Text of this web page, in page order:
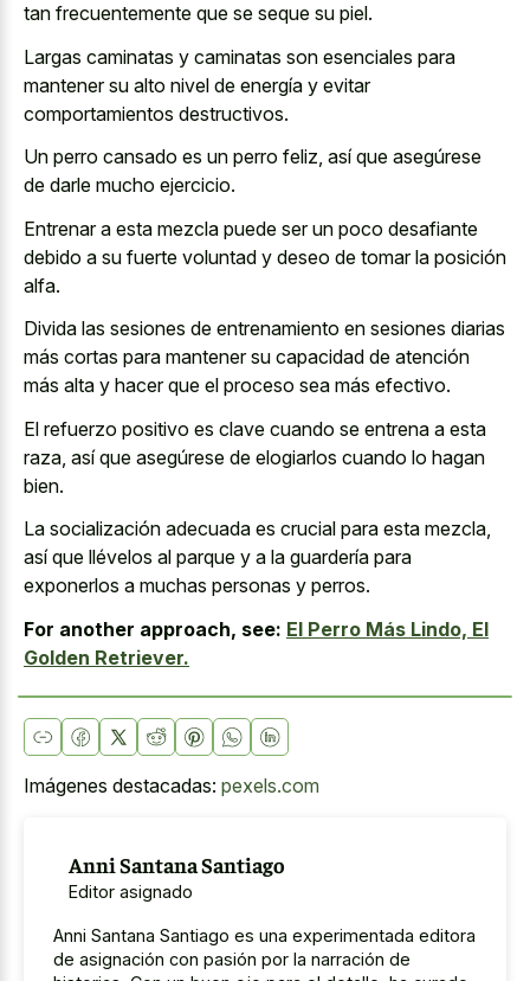
tan frecuentemente que se seque su piel.
Largas caminatas y caminatas son esenciales para
mantener su alto nivel de energía y evitar
comportamientos destructivos.
Un perro cansado es un perro feliz, así que asegúrese
de darle mucho ejercicio.
Entrenar a esta mezcla puede ser un poco desafiante
debido a su fuerte voluntad y deseo de tomar la posición
alfa.
Divida las sesiones de entrenamiento en sesiones diarias
más cortas para mantener su capacidad de atención
más alta y hacer que el proceso sea más efectivo.
El refuerzo positivo es clave cuando se entrena a esta
raza, así que asegúrese de elogiarlos cuando lo hagan
bien.
La socialización adecuada es crucial para esta mezcla,
así que llévelos al parque y a la guardería para
exponerlos a muchas personas y perros.
For another approach, see: El Perro Más Lindo, El
Golden Retriever.
Imágenes destacadas: pexels.com
Anni Santana Santiago
Editor asignado
Anni Santana Santiago es una experimentada editora
de asignación con pasión por la narración de